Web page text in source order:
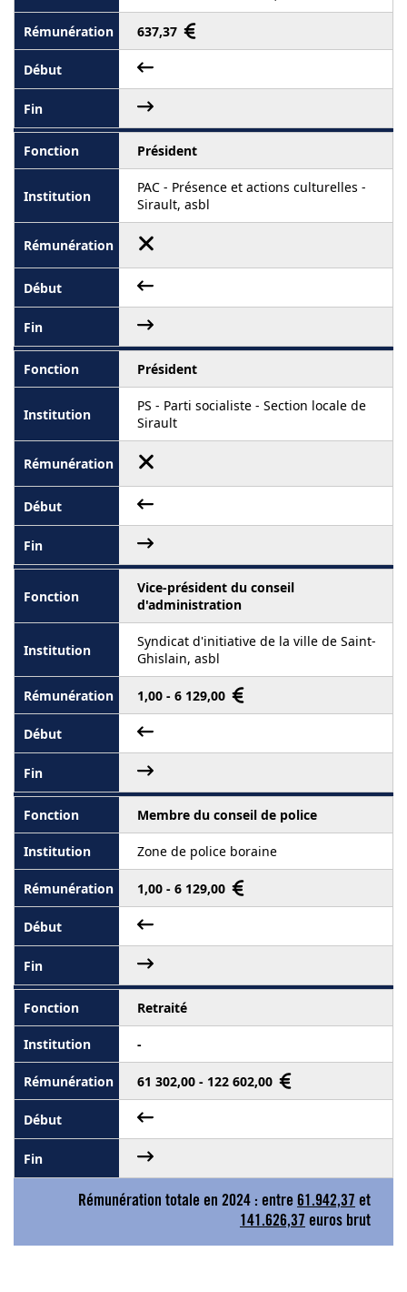
637,37
Président
PAC - Présence et actions culturelles -
Sirault, asbl
Président
PS - Parti socialiste - Section locale de
Sirault
Vice-président du conseil
d'administration
Syndicat d'initiative de la ville de Saint-
Ghislain, asbl
1,00 - 6 129,00
Membre du conseil de police
Zone de police boraine
1,00 - 6 129,00
Retraité
-
61 302,00 - 122 602,00
Rémunération totale en 2024 : entre 61.942,37 et
141.626,37 euros brut